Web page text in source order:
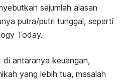
sejumlah alasan
putra/putri tunggal, seperti
Today.
antaranya keuangan,
yang lebih tua, masalah